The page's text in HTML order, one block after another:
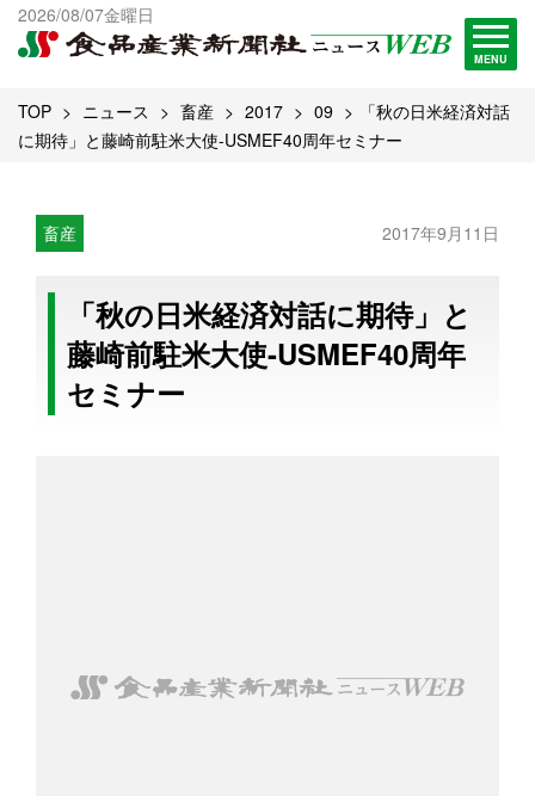
2026/08/07金曜日
MENU
出版物一覧へ
試読・購読申し込み
TOP ニュース 畜産 2017 09
「秋の日米経済対話
に期待」と藤崎前駐米大使-USMEF40周年セミナー
畜産 2017年9月11日
「秋の日米経済対話に期待」と
藤崎前駐米大使-USMEF40周年
セミナー